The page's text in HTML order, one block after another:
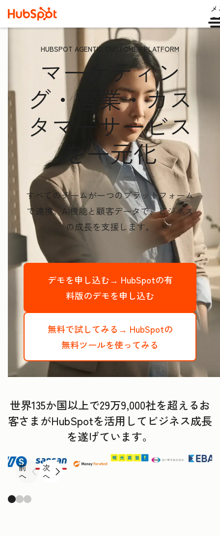
HUBSPOT AGENTIC CUSTOMER PLATFORM
マーケティン
グ・営業・カス
タマーサービス
を一元化
すべてのチームが一つのプラットフォーム
で連携。AI機能と顧客データで、ビジネス
の成長を支援します。
デモを申し込む→ HubSpotの有
料版のデモを申し込む
無料で試してみる→ HubSpotの
無料ツールを使ってみる
世界135か国以上で29万9,000社を超えるお
客さまがHubSpotを活用してビジネス成長
を遂げています。
前
へ
次
へ